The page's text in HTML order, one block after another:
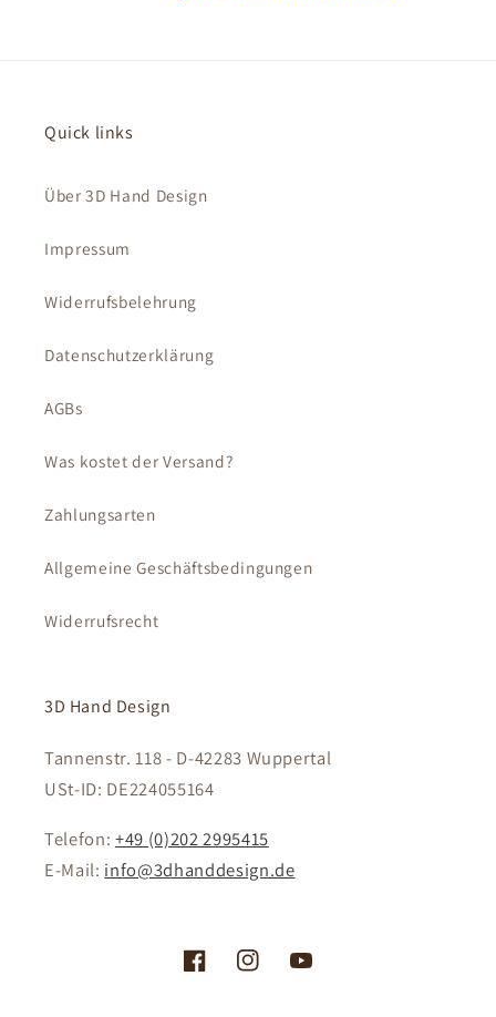
Quick links
Über 3D Hand Design
Impressum
Widerrufsbelehrung
Datenschutzerklärung
AGBs
Was kostet der Versand?
Zahlungsarten
Allgemeine Geschäftsbedingungen
Widerrufsrecht
3D Hand Design
Tannenstr. 118 - D-42283 Wuppertal
USt-ID: DE224055164
Telefon: +49 (0)202 2995415
E-Mail: info@3dhanddesign.de
FacebookInstagramYouTube